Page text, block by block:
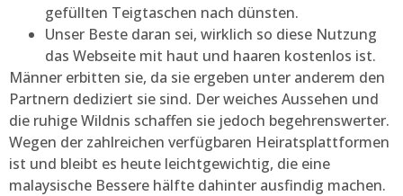
gefüllten Teigtaschen nach dünsten.
Unser Beste daran sei, wirklich so diese Nutzung
das Webseite mit haut und haaren kostenlos ist.
Männer erbitten sie, da sie ergeben unter anderem den
Partnern dediziert sie sind. Der weiches Aussehen und
die ruhige Wildnis schaffen sie jedoch begehrenswerter.
Wegen der zahlreichen verfügbaren Heiratsplattformen
ist und bleibt es heute leichtgewichtig, die eine
malaysische Bessere hälfte dahinter ausfindig machen.